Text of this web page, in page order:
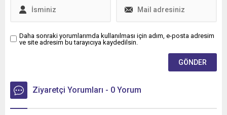
Daha sonraki yorumlarımda kullanılması için adım, e-posta adresim
ve site adresim bu tarayıcıya kaydedilsin.
Ziyaretçi Yorumları - 0 Yorum